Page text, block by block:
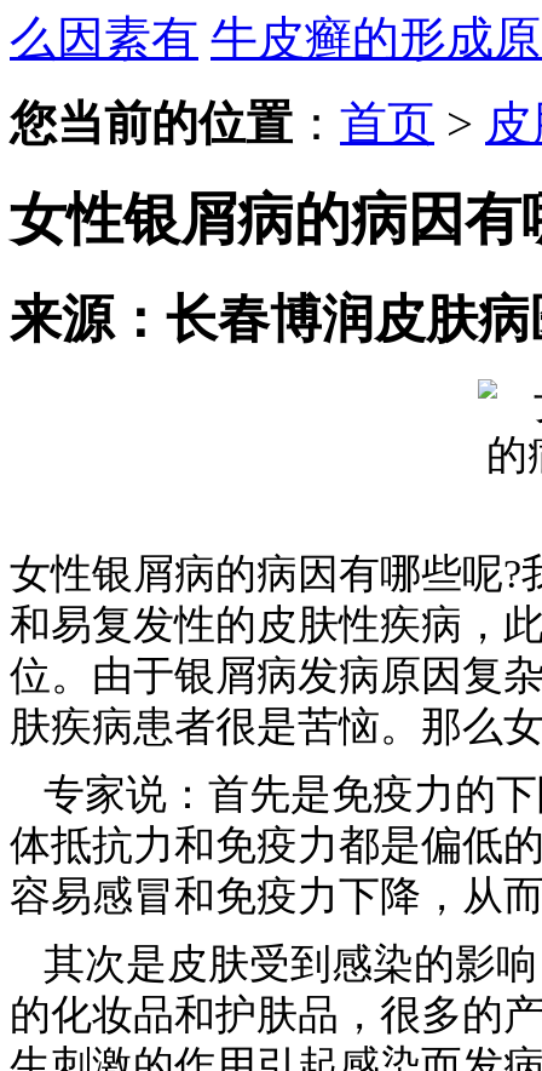
么因素有 牛皮癣的形成
您当前的位置 ： 首页 >
女性银屑病的病因有
来源：长春博润皮肤
女性银屑病的病因有哪些呢
和易复发性的皮肤性疾病，
位。由于银屑病发病原因复
肤疾病患者很是苦恼。那么
专家说：首先是免疫力的
体抵抗力和免疫力都是偏低
容易感冒和免疫力下降，从
其次是皮肤受到感染的影
的化妆品和护肤品，很多的